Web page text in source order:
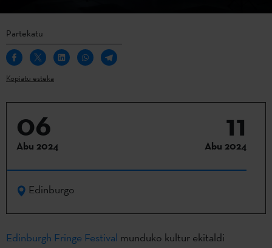
Partekatu
Kopiatu esteka
06
Abu 2024
11
Abu 2024
Edinburgo
Edinburgh Fringe Festival munduko kultur ekitaldi